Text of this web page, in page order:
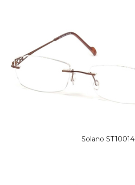
Solano ST10014